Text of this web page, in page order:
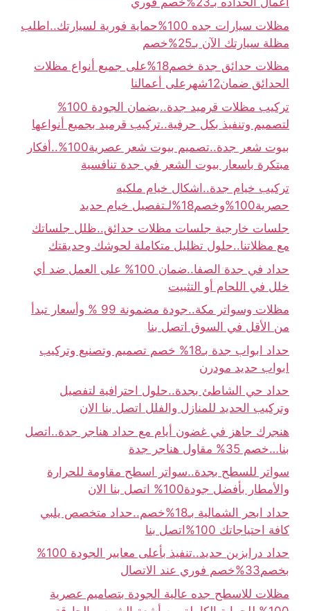
مظلات سيارات جده 100%حماية فورية لسيارتك..اطلب
مظلة سيارتك الآن بـ25%خصم
مظلات حدائق جدة خصم18%على جميع أنواع مظلات
الحدائق ضمان12شهرعلى أعمالنا
تركيب مظلات قرميد جدة..بضمان الجودة 100%
لتصميم وتنفيذ بكل حرفية..تركيب قرميد بجميع أنواعها
بيوت شعر جدة..تصميم بيوت شعر عصرية100%..أفكار
مبتكرة باسعار بيوت الشعر في جدة تنافسية
تركيب خيام جدة..اشكال خيام ملكيه
حصرية100%وخصم18%لـتفصيل خيام حديد
جلسات خارجية جلسات مظلات حدائق..ظلل جلساتك
مع مظلاتنا..حلول تظليل متكاملة لحوشك وحديقتك
حداد في جدة الصفا..ضمان 100% على العمل ضد أي
خلل في اللحام أو التثبيت
مظلات وسواتر مكة..جودة مضمونة 99 % وأسعار تبدأ
من الأقل في السوق اتصل بنا
حداد ابواب جدة بـ18% خصم تصميم وتصنيع وتركيب
ابواب حديد مودرن
حداد حي الشاطئ بجدة..حلول احترافية لتفصيل
وتركيب الحديد للمنازل والفلل اتصل بنا الان
هنجرك جاهز في غضون أيام مع حداد هناجر جدة..اتصل
بنا…خصم 35% مقاول هناجر جدة
سواتر للسطح بجدة..سواتر اسطح مقاومة للحرارة
والأمطار بأفضل جودة100% اتصل بنا الان
حداد ابحر الشمالية بـ18%خصم..حداد متخصص يلبي
كافة احتياجاتك 100%اتصل بنا
حداد درابزين حديد..تنفيذ بأعلى معايير الجودة 100%
بخصم33%خصم فوري عند الاتصال
مظلات للاسطح جده عالية الجودة بتصاميم عصرية